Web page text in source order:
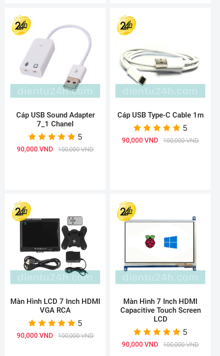
Cáp USB Sound Adapter
7_1 Chanel
5
90,000 VND 100,000 VND
Cáp USB Type-C Cable 1m
5
90,000 VND 100,000 VND
Màn Hình LCD 7 Inch HDMI
VGA RCA
5
90,000 VND 100,000 VND
Màn Hình 7 Inch HDMI
Capacitive Touch Screen
LCD
5
90,000 VND 100,000 VND